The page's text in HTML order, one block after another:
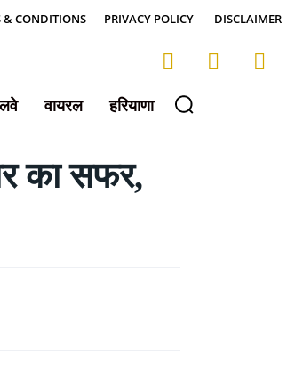
& CONDITIONS PRIVACY POLICY DISCLAIMER
वायरल हरियाणा
का सफर,